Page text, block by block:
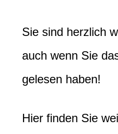
Sie sind herzlich
auch wenn Sie
gelesen haben!
Hier finden Sie